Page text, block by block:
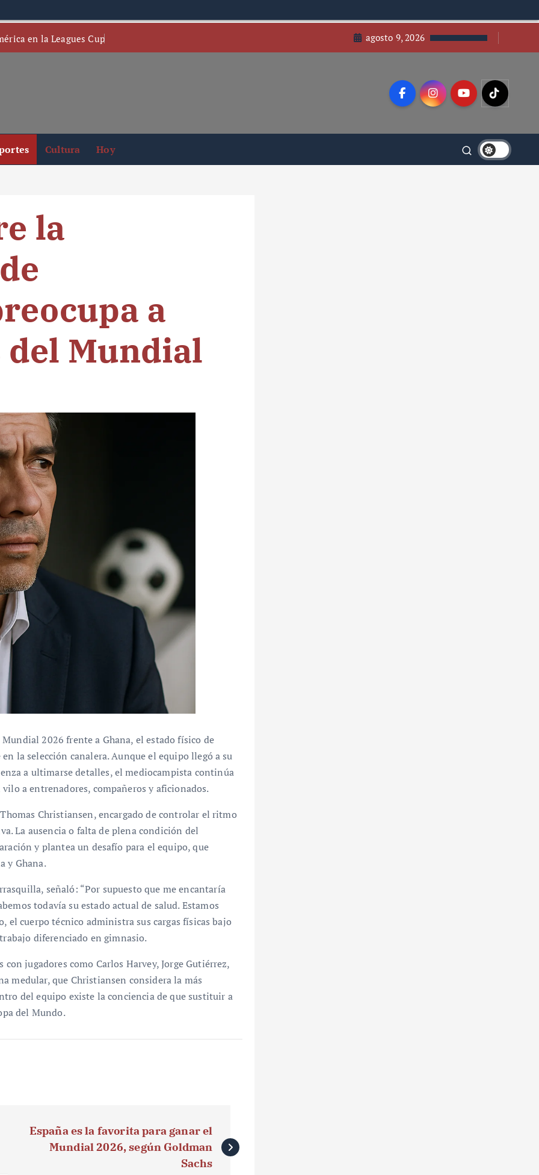
en la Leagues Cup agosto 9, 2026
Cultura Hoy
la
a
del Mundial
2026 frente a Ghana, el estado físico de
la selección canalera. Aunque el equipo llegó a su
a ultimarse detalles, el mediocampista continúa
a entrenadores, compañeros y aficionados.
Christiansen, encargado de controlar el ritmo
La ausencia o falta de plena condición del
y plantea un desafío para el equipo, que
y Ghana.
señaló: “Por supuesto que me encantaría
todavía su estado actual de salud. Estamos
el cuerpo técnico administra sus cargas físicas bajo
diferenciado en gimnasio.
jugadores como Carlos Harvey, Jorge Gutiérrez,
medular, que Christiansen considera la más
del equipo existe la conciencia de que sustituir a
del Mundo.
España es la favorita para ganar el
Mundial 2026, según Goldman
Sachs